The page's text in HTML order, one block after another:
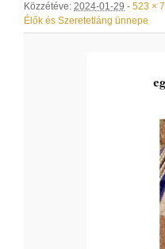
Közzétéve: 2024-01-29 - 523 ×
Élők és Szeretetláng ünnepe